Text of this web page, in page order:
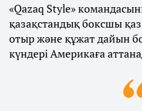
«Qazaq Style»
қазақстандық боксшы
отыр және құжат дайын
күндері Америкаға